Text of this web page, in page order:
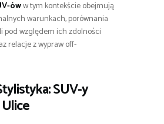
óww tym kontekście obejmują
warunkach, porównania
pod względem ich zdolności
relacje z wypraw off-
SUV-y